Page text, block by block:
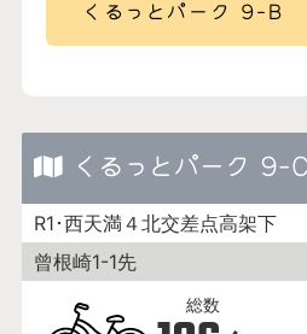
くるっとパーク 9-B
くるっとパーク 9-C
R1･西天満４北交差点高架下
曾根崎1-1先